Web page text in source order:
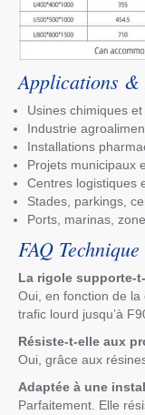
Applications &
Usines chimiques
Industrie
Installations
Projets municipaux
Centres logistiques
Stades, parkings,
Ports, marinas,
FAQ Technique
La rigole supporte-
Oui, en fonction de
trafic lourd jusqu’à
Résiste-t-elle aux
Oui, grâce aux
Adaptée à une
Parfaitement. Elle